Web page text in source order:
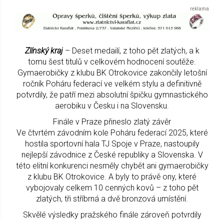
Zlínský kraj – Deset medailí, z toho pět zlatých, a k
tomu šest titulů v celkovém hodnocení soutěže.
Gymaerobičky z klubu BK Otrokovice zakončily letošní
ročník Poháru federací ve velkém stylu a definitivně
potvrdily, že patří mezi absolutní špičku gymnastického
aerobiku v Česku i na Slovensku.
Finále v Praze přineslo zlatý závěr
Ve čtvrtém závodním kole Poháru federací 2025, které
hostila sportovní hala TJ Spoje v Praze, nastoupily
nejlepší závodnice z České republiky a Slovenska. V
této elitní konkurenci nesměly chybět ani gymaerobičky
z klubu BK Otrokovice. A byly to právě ony, které
vybojovaly celkem 10 cenných kovů – z toho pět
zlatých, tři stříbrná a dvě bronzová umístění.
Skvělé výsledky pražského finále zároveň potvrdily